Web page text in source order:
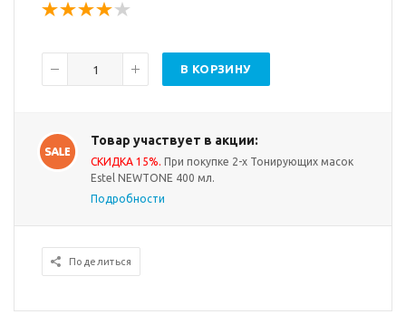
В КОРЗИНУ
Товар участвует в акции:
СКИДКА 15%. При покупке 2-х Тонирующих масок
Estel NEWTONE 400 мл.
Подробности
Поделиться